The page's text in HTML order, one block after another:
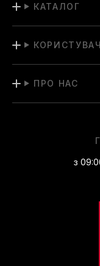
КАТАЛОГ
ПРО НАС
з